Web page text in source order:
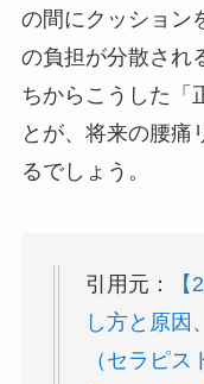
の間にクッション
の負担が分散され
ちからこうした「
とが、将来の腰痛
るでしょう。
引用元：
し方と原因
（セラピス